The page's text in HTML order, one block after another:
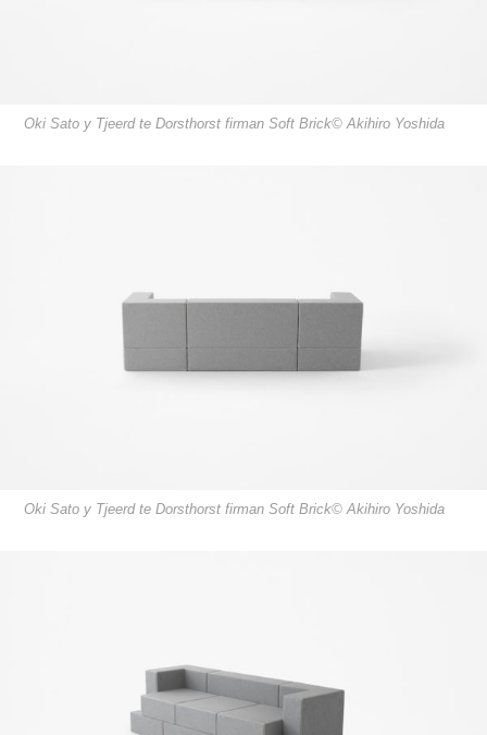
Oki Sato y Tjeerd te Dorsthorst firman Soft Brick© Akihiro Yoshida
Oki Sato y Tjeerd te Dorsthorst firman Soft Brick© Akihiro Yoshida